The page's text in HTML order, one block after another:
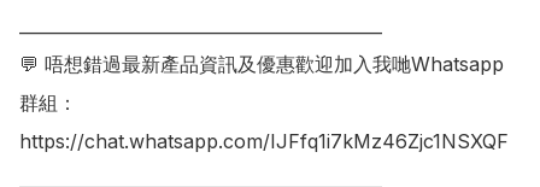
💬 唔想錯過最新產品資訊及優惠歡迎加入我哋Whatsapp
群組：
https://chat.whatsapp.com/IJFfq1i7kMz46Zjc1NSXQF